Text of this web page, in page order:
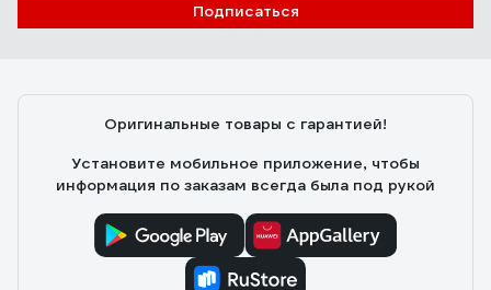
Подписаться
Оригинальные товары с гарантией!
Установите мобильное приложение, чтобы
информация по заказам всегда была под рукой